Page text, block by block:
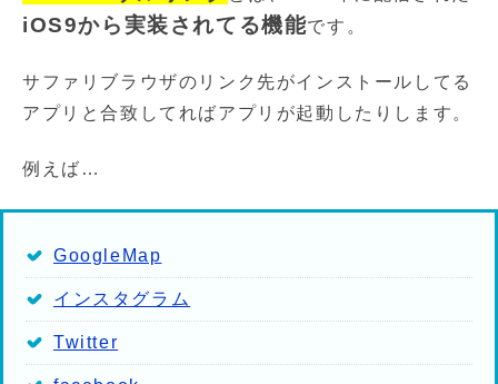
iOS9から実装されてる機能です。
サファリブラウザのリンク先がインストールしてる
アプリと合致してればアプリが起動したりします。
例えば…
GoogleMap
インスタグラム
Twitter